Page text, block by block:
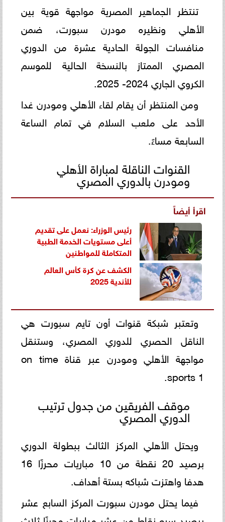
تنتظر الجماهير المصرية مواجهة قوية بين
الأهلي ونظيره مودرن سبورت، ضمن
منافسات الجولة الحادية عشرة من الدوري
المصري الممتاز بالنسخة الحالية للموسم
الكروي الجاري 2024- 2025.
ومن المنتظر أن يقام لقاء الأهلي ومودرن غدا
الأحد على ملعب السلام في تمام الساعة
السابعة مساءً.
القنوات الناقلة لمباراة الأهلي
ومودرن بالدوري المصري
اقرأ أيضاً
رئيس الوزراء: نعمل على تقديم
أعلى مستويات الخدمة الطبية
المتكاملة للمواطنين
الكشف عن كرة كأس العالم
للأندية 2025
وتعتبر شبكة قنوات أون تايم سبورت هي
الناقل الحصري للدوري المصري، وستنقل
مواجهة الأهلي ومودرن عبر قناة on time
sports 1.
موقف الفريقين من جدول ترتيب
الدوري المصري
ويحتل الأهلي المركز الثالث ببطولة الدوري
برصيد 20 نقطة من 10 مباريات محرزًا 16
هدفا واهتزت شباكه بستة أهداف.
فيما يحتل مودرن سبورت المركز السابع عشر